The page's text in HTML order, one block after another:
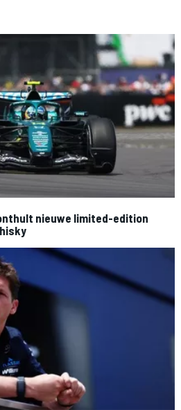
nieuwe limited-edition